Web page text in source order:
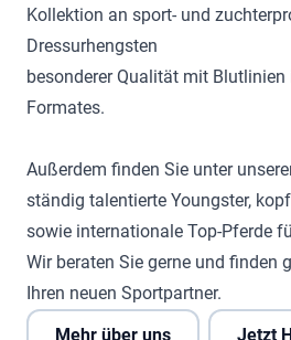
Kollektion an sport- und
Dressurhengsten
besonderer Qualität mit
Formates.
Außerdem finden Sie unter
ständig talentierte Youngster,
sowie internationale Top-Pferde
Wir beraten Sie gerne und finden
Ihren neuen Sportpartner.
Mehr über uns
Jetzt